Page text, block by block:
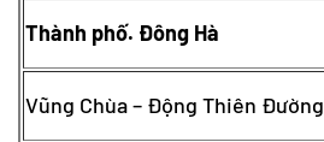
Thành phố. Đông Hà
Vũng Chùa – Động Thiên Đường